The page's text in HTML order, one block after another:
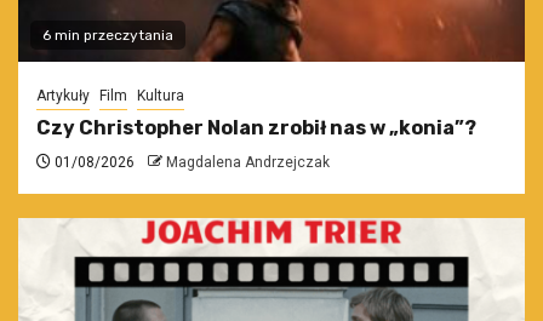
6 min przeczytania
Artykuły Film Kultura
Czy Christopher Nolan zrobił nas w „konia”?
01/08/2026 Magdalena Andrzejczak